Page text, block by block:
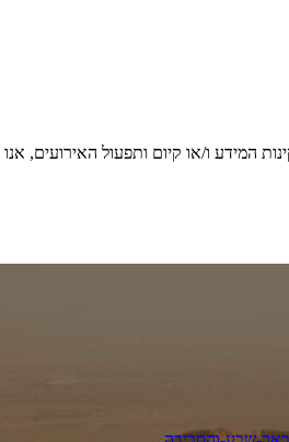
המידע ו/או קיום ותפעול האירועים,